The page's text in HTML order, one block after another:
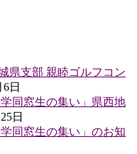
県支部 親睦ゴルフコン
日
同窓生の集い」県西地
日
同窓生の集い」のお知